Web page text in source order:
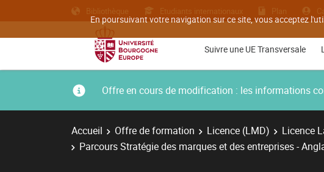
En poursuivant votre navigation sur ce site, vous acceptez
Bibliothèque Etudiants internationaux Plan
Suivre une UE Transversale
Offre en cours de modification : les informations
Accueil Offre de formation Licence (LMD)
Licence
Parcours Stratégie des marques et des entreprises -